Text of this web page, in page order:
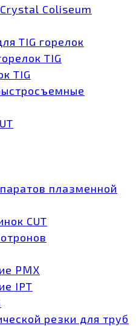
Coliseum
TIG горелок
TIG
TIG
плазменной
CUT
РМХ
IPT
резки для труб